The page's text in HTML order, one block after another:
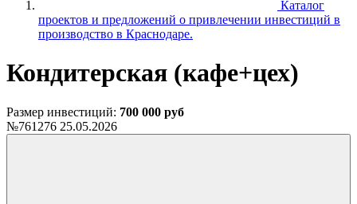
Каталог
проектов и предложений о привлечении инвестиций в
производство в Краснодаре.
Кондитерская (кафе+цех)
Размер инвестиций: 700 000 руб
№761276 25.05.2026